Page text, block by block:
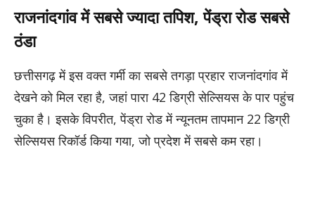
राजनांदगांव में सबसे ज्यादा तपिश, पेंड्रा रोड सबसे
ठंडा
छत्तीसगढ़ में इस वक्त गर्मी का सबसे तगड़ा प्रहार राजनांदगांव में
देखने को मिल रहा है, जहां पारा 42 डिग्री सेल्सियस के पार पहुंच
चुका है। इसके विपरीत, पेंड्रा रोड में न्यूनतम तापमान 22 डिग्री
सेल्सियस रिकॉर्ड किया गया, जो प्रदेश में सबसे कम रहा।